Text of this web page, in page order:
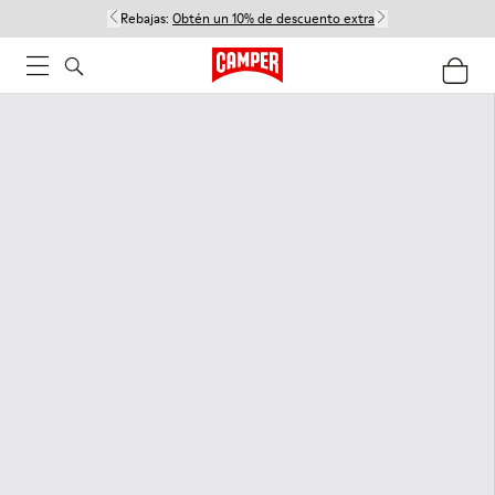
Rebajas: Obtén un 10% de descuento extra